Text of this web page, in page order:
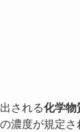
される化学物
濃度が規定